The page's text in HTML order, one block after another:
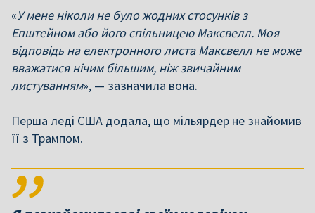
«У мене ніколи не було жодних стосунків з
Епштейном або його спільницею Максвелл. Моя
відповідь на електронного листа Максвелл не може
вважатися нічим більшим, ніж звичайним
листуванням», — зазначила вона.
Перша леді США додала, що мільярдер не знайомив
її з Трампом.